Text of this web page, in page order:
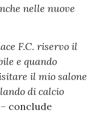
nelle nuove
F.C. riservo il
e quando
il mio salone
di calcio
– conclude